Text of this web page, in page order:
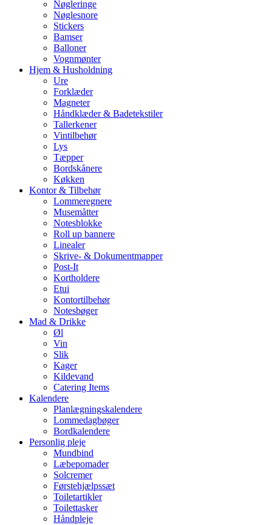
Nøgleringe
Nøglesnore
Stickers
Bamser
Balloner
Vognmønter
Hjem & Husholdning
Ure
Forklæder
Magneter
Håndklæder & Badetekstiler
Tallerkener
Vintilbehør
Lys
Tæpper
Bordskånere
Køkken
Kontor & Tilbehør
Lommeregnere
Musemåtter
Notesblokke
Roll up bannere
Linealer
Skrive- & Dokumentmapper
Post-It
Kortholdere
Etui
Kontortilbehør
Notesbøger
Mad & Drikke
Øl
Vin
Slik
Kager
Kildevand
Catering Items
Kalendere
Planlægningskalendere
Lommedagbøger
Bordkalendere
Personlig pleje
Mundbind
Læbepomader
Solcremer
Førstehjælpssæt
Toiletartikler
Toilettasker
Håndpleje